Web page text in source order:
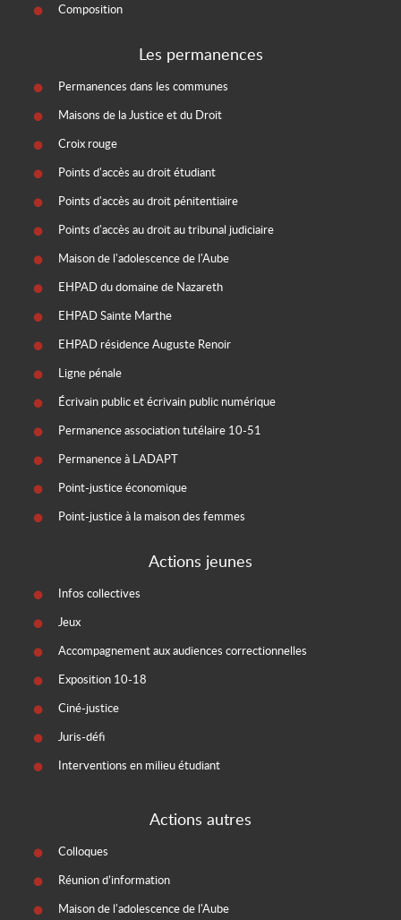
Composition
Les permanences
Permanences dans les communes
Maisons de la Justice et du Droit
Croix rouge
Points d'accès au droit étudiant
Points d'accès au droit pénitentiaire
Points d'accès au droit au tribunal judiciaire
Maison de l'adolescence de l'Aube
EHPAD du domaine de Nazareth
EHPAD Sainte Marthe
EHPAD résidence Auguste Renoir
Ligne pénale
Écrivain public et écrivain public numérique
Permanence association tutélaire 10-51
Permanence à LADAPT
Point-justice économique
Point-justice à la maison des femmes
Actions jeunes
Infos collectives
Jeux
Accompagnement aux audiences correctionnelles
Exposition 10-18
Ciné-justice
Juris-défi
Interventions en milieu étudiant
Actions autres
Colloques
Réunion d’information
Maison de l'adolescence de l'Aube